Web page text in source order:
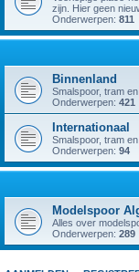
zijn. Hier geen
Onderwerpen: 811
Binnenland
Smalspoor, tram
Onderwerpen: 421
Internationaal
Smalspoor, tram
Onderwerpen: 94
Modelspoor
Alles over
Onderwerpen: 289